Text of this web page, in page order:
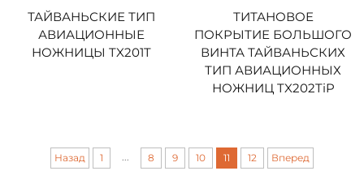
ТАЙВАНЬСКИЕ ТИП
АВИАЦИОННЫЕ
НОЖНИЦЫ TX201T
ТИТАНОВОЕ
ПОКРЫТИЕ БОЛЬШОГО
ВИНТА ТАЙВАНЬСКИХ
ТИП АВИАЦИОННЫХ
НОЖНИЦ TX202TiP
Назад 1 ... 8 9 10 11 12 Вперед